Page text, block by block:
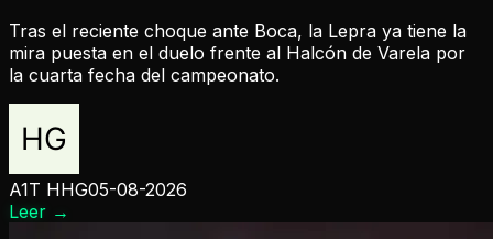
Tras el reciente choque ante Boca, la Lepra ya tiene la
mira puesta en el duelo frente al Halcón de Varela por
la cuarta fecha del campeonato.
A1T HHG05-08-2026
Leer →